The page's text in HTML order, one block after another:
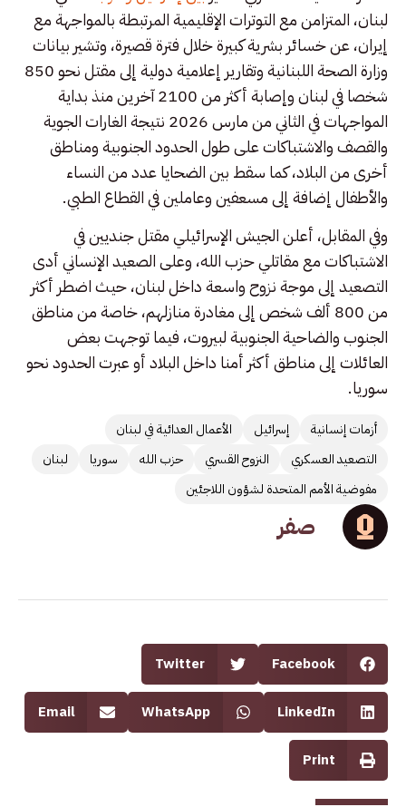
لبنان، المتزامن مع التوترات الإقليمية المرتبطة بالمواجهة مع
إيران، عن خسائر بشرية كبيرة خلال فترة قصيرة، وتشير بيانات
وزارة الصحة اللبنانية وتقارير إعلامية دولية إلى مقتل نحو 850
شخصا في لبنان وإصابة أكثر من 2100 آخرين منذ بداية
المواجهات في الثاني من مارس 2026 نتيجة الغارات الجوية
والقصف والاشتباكات على طول الحدود الجنوبية ومناطق
أخرى من البلاد، كما سقط بين الضحايا عدد من النساء
والأطفال إضافة إلى مسعفين وعاملين في القطاع الطبي.
وفي المقابل، أعلن الجيش الإسرائيلي مقتل جنديين في
الاشتباكات مع مقاتلي حزب الله، وعلى الصعيد الإنساني أدى
التصعيد إلى موجة نزوح واسعة داخل لبنان، حيث اضطر أكثر
من 800 ألف شخص إلى مغادرة منازلهم، خاصة من مناطق
الجنوب والضاحية الجنوبية لبيروت، فيما توجهت بعض
العائلات إلى مناطق أكثر أمنا داخل البلاد أو عبرت الحدود نحو
سوريا.
أزمات إنسانية إسرائيل
الأعمال العدائية في لبنان
التصعيد العسكري
النزوح القسري حزب الله سوريا
لبنان
مفوضية الأمم المتحدة لشؤون اللاجئين
صفر
Facebook
Twitter
LinkedIn
WhatsApp
Email
Print